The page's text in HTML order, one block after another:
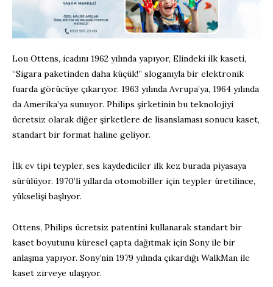
Lou Ottens, icadını 1962 yılında yapıyor, Elindeki ilk kaseti,
“Sigara paketinden daha küçük!” sloganıyla bir elektronik
fuarda görücüye çıkarıyor. 1963 yılında Avrupa’ya, 1964 yılında
da Amerika’ya sunuyor. Philips şirketinin bu teknolojiyi
ücretsiz olarak diğer şirketlere de lisanslaması sonucu kaset,
standart bir format haline geliyor.
İlk ev tipi teypler, ses kaydediciler ilk kez burada piyasaya
sürülüyor. 1970’li yıllarda otomobiller için teypler üretilince,
yükselişi başlıyor.
Ottens, Philips ücretsiz patentini kullanarak standart bir
kaset boyutunu küresel çapta dağıtmak için Sony ile bir
anlaşma yapıyor. Sony’nin 1979 yılında çıkardığı WalkMan ile
kaset zirveye ulaşıyor.